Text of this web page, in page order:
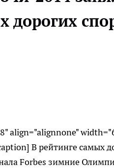
дорогих
align="alignnone"
В рейтинге самых
Forbes зимние